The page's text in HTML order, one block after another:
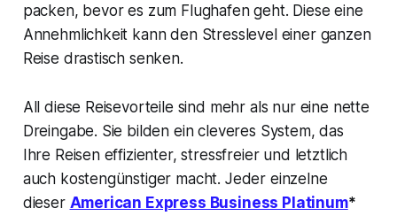
packen, bevor es zum Flughafen geht. Diese eine
Annehmlichkeit kann den Stresslevel einer ganzen
Reise drastisch senken.
All diese Reisevorteile sind mehr als nur eine nette
Dreingabe. Sie bilden ein cleveres System, das
Ihre Reisen effizienter, stressfreier und letztlich
auch kostengünstiger macht. Jeder einzelne
dieser American Express Business Platinum*